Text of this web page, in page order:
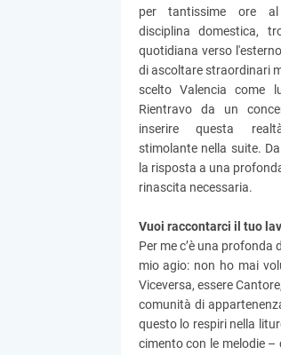
per tantissime ore
disciplina domestica,
quotidiana verso
di ascoltare straordinari
scelto Valencia come
Rientravo da un
inserire questa
stimolante nella suite. Da
la risposta a una
rinascita necessaria.
Vuoi raccontarci il tuo
Per me c’è una
mio agio: non ho mai
Viceversa, essere
comunità di
questo lo respiri nella
cimento con le melodie